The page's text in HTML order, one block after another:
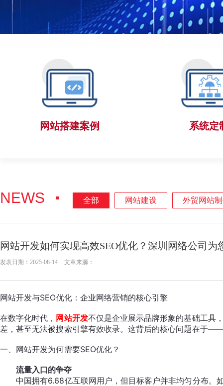
网站搭建案例 系统定
NEWS 全部 网站建设 外贸网站
网站开发如何实现高效SEO优化？深圳网络公司为
发表日期：2025-08-14 文章来源：
网站开发与SEO优化：企业网络营销的核心引擎
在数字化时代， 网站开发不仅是企业展示品牌形象的基础工具
差，甚至无法被搜索引擎有效收录。这背后的核心问题在于
一、网站开发为何需要SEO优化？
流量入口的争夺
中国拥有6.68亿互联网用户，但目标客户并非均匀分布。